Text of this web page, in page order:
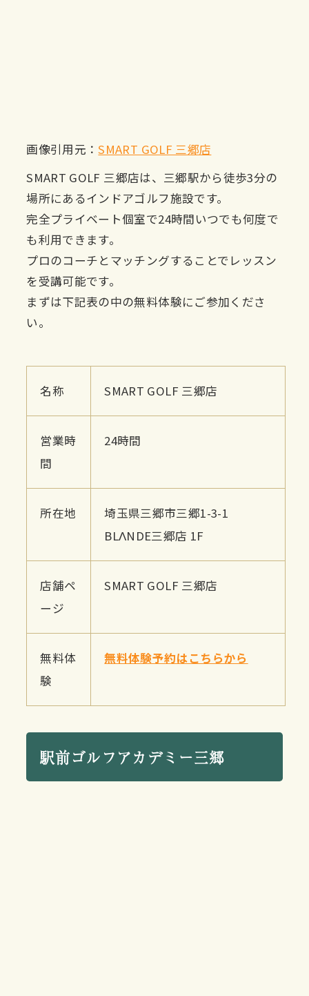
画像引用元：SMART GOLF 三郷店
SMART GOLF 三郷店は、三郷駅から徒歩3分の
場所にあるインドアゴルフ施設です。
完全プライベート個室で24時間いつでも何度で
も利用できます。
プロのコーチとマッチングすることでレッスン
を受講可能です。
まずは下記表の中の無料体験にご参加くださ
い。
名称 SMART GOLF 三郷店
営業時
間
24時間
所在地
埼玉県三郷市三郷1-3-1
BLΛNDE三郷店 1F
店舗ペ
ージ
SMART GOLF 三郷店
無料体
験
無料体験予約はこちらから
駅前ゴルフアカデミー三郷